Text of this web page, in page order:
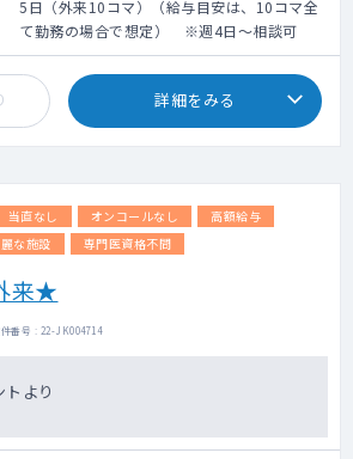
外来コマ数：相談のうえ決定
透析管理コマ数：相談のうえ決定
5日（外来10コマ）（給与目安は、10コマ全
て勤務の場合で想定） ※週4日～相談可
詳細をみる
当直なし オンコールなし
高額給与
な施設 専門医資格不問
来★
番号 : 22-JK004714
より